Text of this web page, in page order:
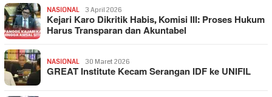
NASIONAL 3 April 2026
Kejari Karo Dikritik Habis, Komisi III: Proses Hukum
Harus Transparan dan Akuntabel
NASIONAL 30 Maret 2026
GREAT Institute Kecam Serangan IDF ke UNIFIL